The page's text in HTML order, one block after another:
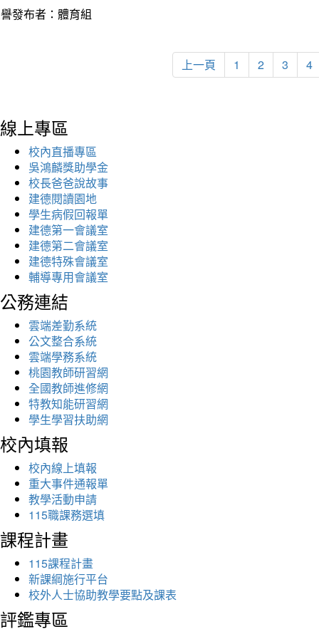
發布者：體育組
上一頁 1 2 3 4
線上專區
校內直播專區
吳鴻麟獎助學金
校長爸爸說故事
建德閱讀園地
學生病假回報單
建德第一會議室
建德第二會議室
建德特殊會議室
輔導專用會議室
公務連結
雲端差勤系統
公文整合系統
雲端學務系統
桃園教師研習網
全國教師進修網
特教知能研習網
學生學習扶助網
校內填報
校內線上填報
重大事件通報單
教學活動申請
115職課務選填
課程計畫
115課程計畫
新課綱施行平台
校外人士協助教學要點及課表
評鑑專區